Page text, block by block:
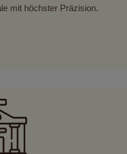
mit höchster Präzision.